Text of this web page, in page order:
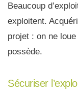
Beaucoup
exploitent.
projet : on ne
possède.
Sécuriser